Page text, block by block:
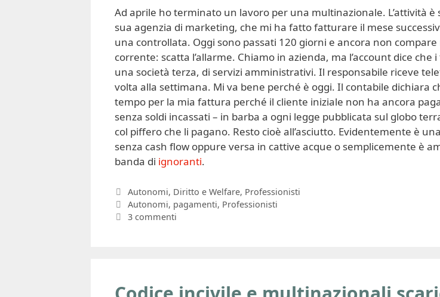
Ad aprile ho terminato un lavoro per una multinazionale. L’attività è
sua agenzia di marketing, che mi ha fatto fatturare il mese
una controllata. Oggi sono passati 120 giorni e ancora non
corrente: scatta l’allarme. Chiamo in azienda, ma l’account dice che
una società terza, di servizi amministrativi. Il responsabile riceve
volta alla settimana. Mi va bene perché è oggi. Il contabile dichiara
tempo per la mia fattura perché il cliente iniziale non ha ancora
senza soldi incassati – in barba a ogni legge pubblicata sul globo
col piffero che li pagano. Resto cioè all’asciutto. Evidentemente è
senza cash flow oppure versa in cattive acque o semplicemente è
banda di ignoranti.
Categorie
Autonomi, Diritto e Welfare, Professionisti
Tag
Autonomi, pagamenti, Professionisti
3 commenti